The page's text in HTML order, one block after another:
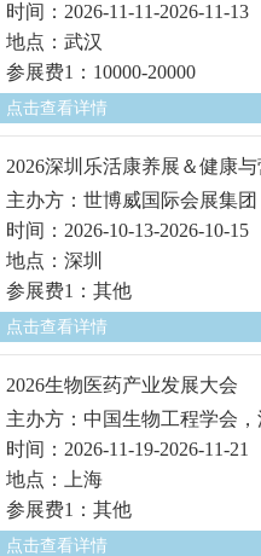
时间：2026-11-11-2026-11-13
地点：武汉
参展费1：10000-20000
点击查看详情
2026深圳乐活康养展＆健康
主办方：世博威国际会展集团
时间：2026-10-13-2026-10-15
地点：深圳
参展费1：其他
点击查看详情
2026生物医药产业发展大会
主办方：中国生物工程学会
时间：2026-11-19-2026-11-21
地点：上海
参展费1：其他
点击查看详情